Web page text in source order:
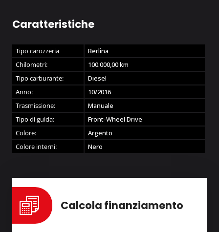
Caratteristiche
Tipo carozzeria
Berlina
Chilometri:
100.000,00km
Tipo carburante:
Diesel
Anno:
10/2016
Trasmissione:
Manuale
Tipo di guida:
Front-Wheel Drive
Colore:
Argento
Colore interni:
Nero
Calcola finanziamento